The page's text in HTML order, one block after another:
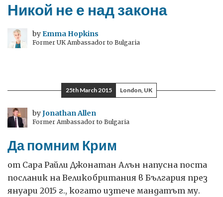
Никой не е над закона
by Emma Hopkins
Former UK Ambassador to Bulgaria
25th March 2015 London, UK
byJonathan Allen
Former Ambassador to Bulgaria
Да помним Крим
от Сара Райли Джонатан Алън напусна поста
посланик на Великобритания в България през
януари 2015 г., когато изтече мандатът му.